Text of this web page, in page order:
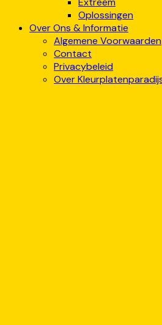
Oplossingen
Over Ons & Informatie
Algemene Voorwaarden
Contact
Privacybeleid
Over